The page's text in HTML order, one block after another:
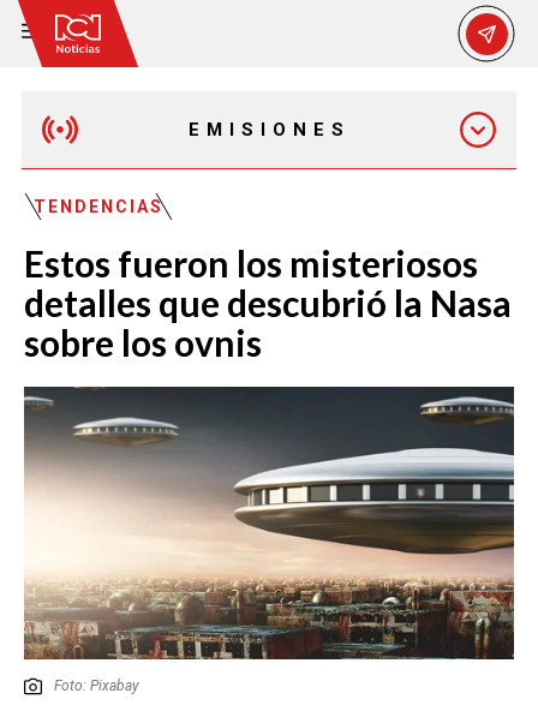
EMISIONES
MAÑANA EXPRESS
EMISIÓN 12:30 PM
EMISIÓN 7:00 PM
EMISIÓN 11:30 PM
TENDENCIAS
Estos fueron los misteriosos
detalles que descubrió la Nasa
sobre los ovnis
Foto: Pixabay